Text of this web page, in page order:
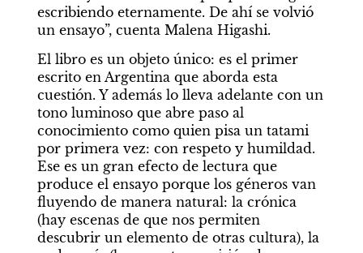
escribiendo eternamente. De ahí se volvió
un ensayo”, cuenta Malena Higashi.
El libro es un objeto único: es el primer
escrito en Argentina que aborda esta
cuestión. Y además lo lleva adelante con un
tono luminoso que abre paso al
conocimiento como quien pisa un tatami
por primera vez: con respeto y humildad.
Ese es un gran efecto de lectura que
produce el ensayo porque los géneros van
fluyendo de manera natural: la crónica
(hay escenas de que nos permiten
descubrir un elemento de otras cultura), la